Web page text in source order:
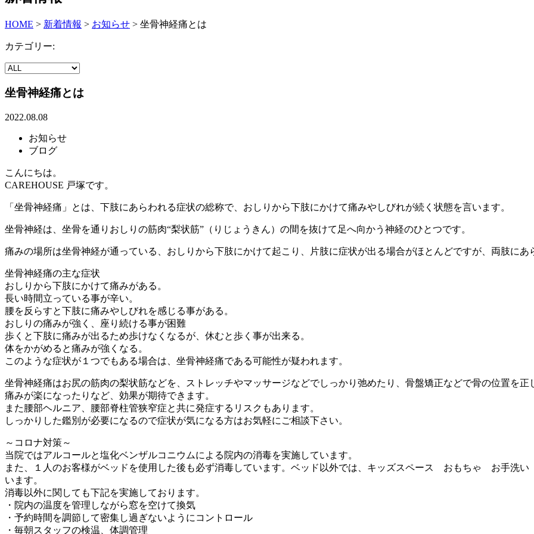
HOME > 新着情報 > お知らせ > 坐骨神経痛とは
カテゴリー:
坐骨神経痛とは
2022.08.08
お知らせ
ブログ
こんにちは。
CAREHOUSE 戸塚です。
「坐骨神経痛」とは、下肢にあらわれる症状の総称で、おしりから下肢にかけて痛みやしびれが続く状態を言います。
坐骨神経は、坐骨を通りおしりの筋肉“梨状筋”（りじょうきん）の間を抜けて足へ向かう神経のひとつです。
痛みの場所は坐骨神経が通っている、おしりから下肢にかけて起こり、片肢に症状が出る場合がほとんどですが、両肢にあ
坐骨神経痛の主な症状
おしりから下肢にかけて痛みがある。
長い時間立っている事が辛い。
腰を反らすと下肢に痛みやしびれを感じる事がある。
おしりの痛みが強く、座り続ける事が困難
歩くと下肢に痛みが出るため歩けなくなるが、休むと歩く事が出来る。
体をかがめると痛みが強くなる。
このような症状が１つでもある場合は、坐骨神経痛である可能性が疑われます。
坐骨神経痛はお尻の筋肉の梨状筋などを、ストレッチやマッサージなどでしっかり弛めたり、骨盤矯正などで骨の位置を正
痛みが楽になったりなど、効果が期待できます。
また腰部ヘルニア、腰部脊柱管狭窄症と共に発症するリスクもあります。
しっかりした鑑別が必要になるので症状が気になる方はお気軽にご相談下さい。
～コロナ対策～
当院ではアルコールと塩化ベンザルコニウムによる院内の消毒を実施しています。
また、１人のお客様がベッドを使用した後も必ず消毒しています。ベッド以外では、キッズスペース おもちゃ お手洗
います。
消毒以外に関しても下記を実施しております。
・院内の温度を管理しながら窓を空けて換気
・予約時間を調節して密集し過ぎないようにコントロール
・毎朝スタッフの検温、体調管理